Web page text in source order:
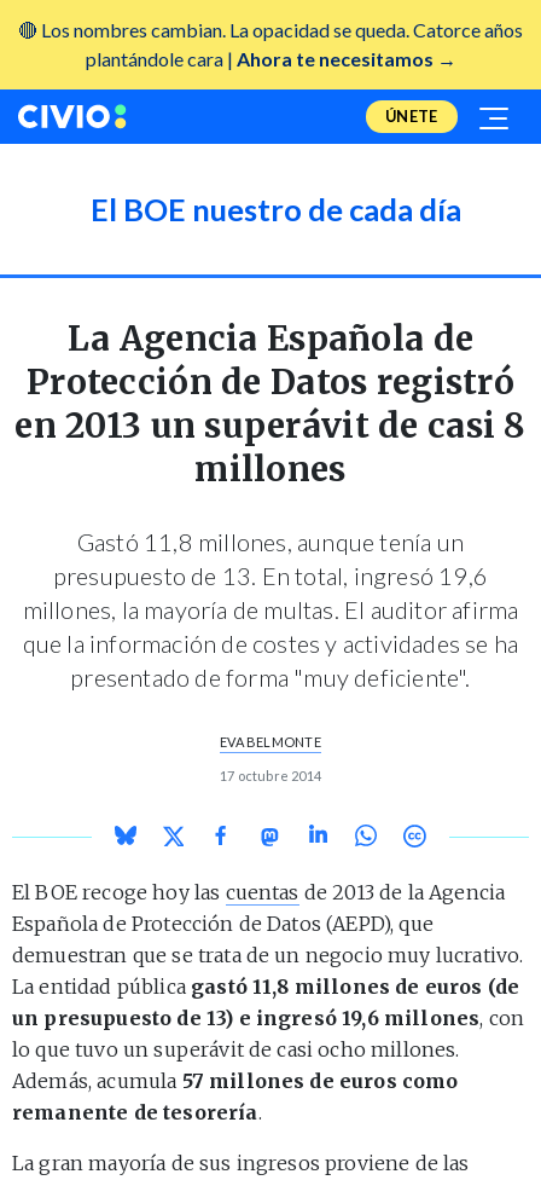
🔴 Los nombres cambian. La opacidad se queda. Catorce años
plantándole cara | Ahora te necesitamos →
ÚNETE
El BOE nuestro de cada día
La Agencia Española de
Protección de Datos registró
en 2013 un superávit de casi 8
millones
Gastó 11,8 millones, aunque tenía un
presupuesto de 13. En total, ingresó 19,6
millones, la mayoría de multas. El auditor afirma
que la información de costes y actividades se ha
presentado de forma "muy deficiente".
EVA BELMONTE
17 octubre 2014
El BOE recoge hoy las cuentas de 2013 de la Agencia
Española de Protección de Datos (AEPD), que
demuestran que se trata de un negocio muy lucrativo.
La entidad pública gastó 11,8 millones de euros (de
un presupuesto de 13) e ingresó 19,6 millones, con
lo que tuvo un superávit de casi ocho millones.
Además, acumula 57 millones de euros como
remanente de tesorería.
La gran mayoría de sus ingresos proviene de las